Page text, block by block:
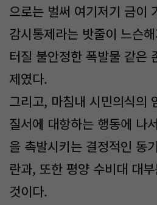
으로는 벌써 여기저기 금이
감시통제라는 밧줄이 느슨
터질 불안정한 폭발물 같은
제였다.
그리고, 마침내 시민의식의
질서에 대항하는 행동에 나
을 촉발시키는 결정적인 동
란과, 또한 평양 수비대 대
것이다.